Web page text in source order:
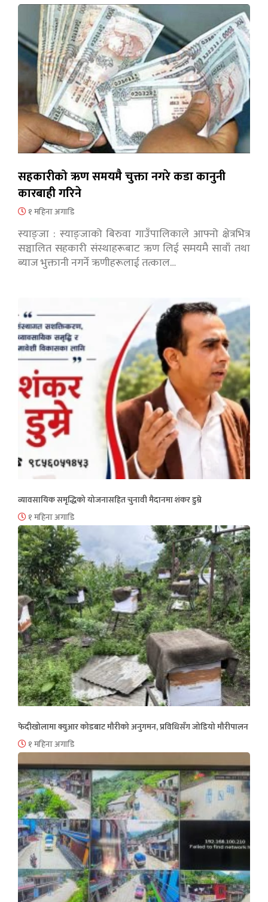
सहकारीको ऋण समयमै चुक्ता नगरे कडा कानुनी
कारबाही गरिने
१ महिना अगाडि
स्याङ्जा : स्याङ्जाको बिरुवा गाउँपालिकाले आफ्नो क्षेत्रभित्र
सञ्चालित सहकारी संस्थाहरूबाट ऋण लिई समयमै सावाँ तथा
ब्याज भुक्तानी नगर्ने ऋणीहरूलाई तत्काल…
व्यावसायिक समृद्धिको योजनासहित चुनावी मैदानमा शंकर डुम्रे
१ महिना अगाडि
फेदीखोलामा क्युआर कोडबाट मौरीको अनुगमन, प्रविधिसँग जोडियो मौरीपालन
१ महिना अगाडि